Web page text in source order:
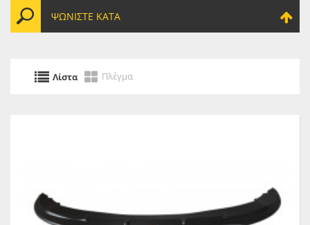
ΨΩΝΊΣΤΕ ΚΑΤΆ
Λίστα Πλέγμα